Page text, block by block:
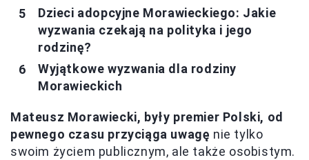
Dzieci adopcyjne Morawieckiego: Jakie
wyzwania czekają na polityka i jego
rodzinę?
Wyjątkowe wyzwania dla rodziny
Morawieckich
Mateusz Morawiecki, były premier Polski, od
pewnego czasu przyciąga uwagę nie tylko
swoim życiem publicznym, ale także osobistym.